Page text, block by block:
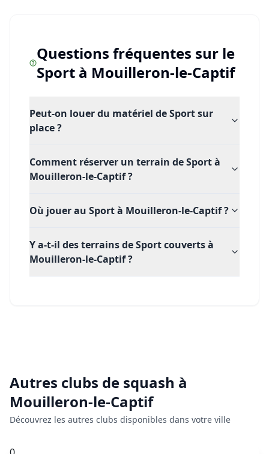
Questions fréquentes sur le
Sport à Mouilleron-le-Captif
Peut-on louer du matériel de Sport sur
place ?
Comment réserver un terrain de Sport à
Mouilleron-le-Captif ?
Où jouer au Sport à Mouilleron-le-Captif ?
Y a-t-il des terrains de Sport couverts à
Mouilleron-le-Captif ?
Autres clubs de squash à
Mouilleron-le-Captif
Découvrez les autres clubs disponibles dans votre ville